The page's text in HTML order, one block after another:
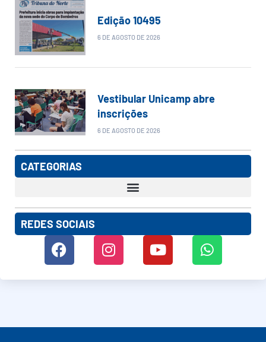
Edição 10495
6 DE AGOSTO DE 2026
Vestibular Unicamp abre
inscrições
6 DE AGOSTO DE 2026
CATEGORIAS
REDES SOCIAIS